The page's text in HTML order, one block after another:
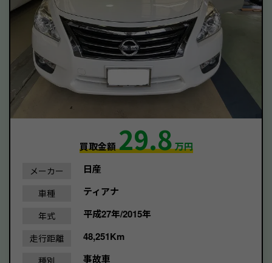
買取金額29.8万円
メーカー 日産
車種 ティアナ
年式 平成27年/2015年
走行距離 48,251Km
種別 事故車